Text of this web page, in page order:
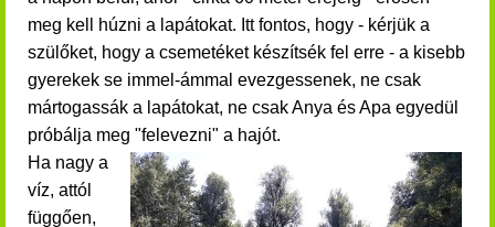
meg kell húzni a lapátokat. Itt fontos, hogy - kérjük a
szülőket, hogy a csemetéket készítsék fel erre - a kisebb
gyerekek se immel-ámmal evezgessenek, ne csak
mártogassák a lapátokat, ne csak Anya és Apa egyedül
próbálja meg "felevezni" a hajót.
Ha nagy a
víz, attól
függően,